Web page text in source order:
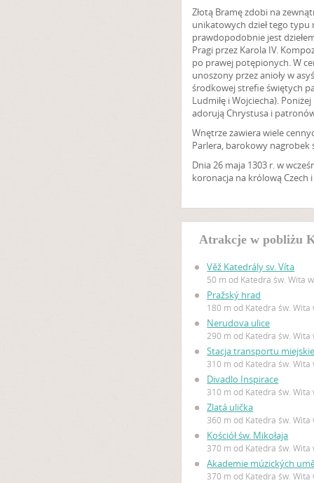
Złotą Bramę zdobi na
unikatowych dzieł tego typu
prawdopodobnie jest
Pragi przez Karola IV.
po prawej potępionych. W
unoszony przez anioły w
środkowej strefie świętych
Ludmiłę i Wojciecha).
adorują Chrystusa i
Wnętrze zawiera wiele
Parlera, barokowy nagrobek
Dnia 26 maja 1303 r. w
koronacja na królową Czech
Atrakcje w pobliżu
Věž Katedrály sv. Víta
50 m od Katedra św. Wita
Pražský hrad
180 m od Katedra św. Wita
Nerudova ulice
290 m od Katedra św. Wita
Stacja transportu
310 m od Katedra św. Wita
Divadlo Inspirace
310 m od Katedra św. Wita
Zlatá ulička
360 m od Katedra św. Wita
Kościół św. Mikołaja
370 m od Katedra św. Wita
Akademie múzických
370 m od Katedra św. Wita